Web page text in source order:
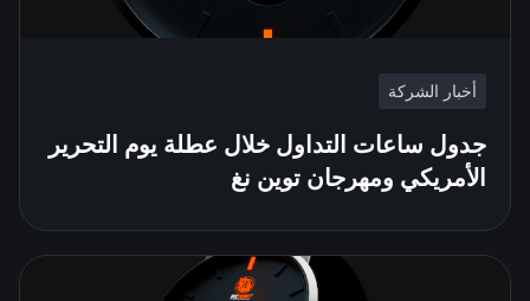
أخبار الشركة
جدول ساعات التداول خلال عطلة يوم التحرير
الأمريكي ومهرجان توين نغ